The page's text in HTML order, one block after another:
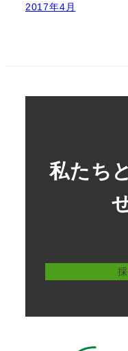
2017年4月
私たち